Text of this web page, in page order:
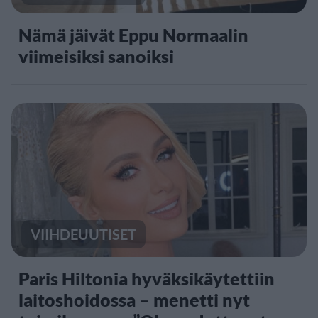
Nämä jäivät Eppu Normaalin
viimeisiksi sanoiksi
VIIHDEUUTISET
Paris Hiltonia hyväksikäytettiin
laitoshoidossa – menetti nyt